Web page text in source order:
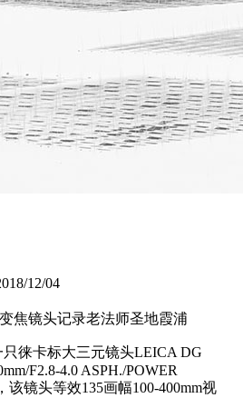
12/04
焦镜头记录老法师圣地霞浦
徕卡标大三元镜头LEICA DG
F2.8-4.0 ASPH./POWER
该镜头等效135画幅100-400mm视